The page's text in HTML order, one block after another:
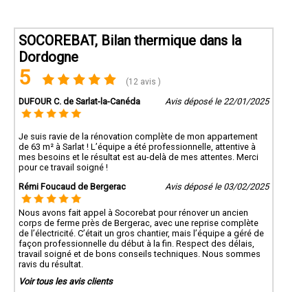
SOCOREBAT, Bilan thermique dans la
Dordogne
5 (12 avis )
DUFOUR C. de Sarlat-la-Canéda Avis déposé le 22/01/2025
Je suis ravie de la rénovation complète de mon appartement
de 63 m² à Sarlat ! L’équipe a été professionnelle, attentive à
mes besoins et le résultat est au-delà de mes attentes. Merci
pour ce travail soigné !
Rémi Foucaud de Bergerac
Avis déposé le 03/02/2025
Nous avons fait appel à Socorebat pour rénover un ancien
corps de ferme près de Bergerac, avec une reprise complète
de l’électricité. C’était un gros chantier, mais l’équipe a géré de
façon professionnelle du début à la fin. Respect des délais,
travail soigné et de bons conseils techniques. Nous sommes
ravis du résultat.
Voir tous les avis clients